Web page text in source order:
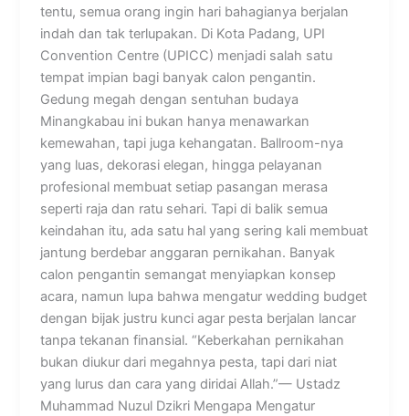
tentu, semua orang ingin hari bahagianya berjalan
indah dan tak terlupakan. Di Kota Padang, UPI
Convention Centre (UPICC) menjadi salah satu
tempat impian bagi banyak calon pengantin.
Gedung megah dengan sentuhan budaya
Minangkabau ini bukan hanya menawarkan
kemewahan, tapi juga kehangatan. Ballroom-nya
yang luas, dekorasi elegan, hingga pelayanan
profesional membuat setiap pasangan merasa
seperti raja dan ratu sehari. Tapi di balik semua
keindahan itu, ada satu hal yang sering kali membuat
jantung berdebar anggaran pernikahan. Banyak
calon pengantin semangat menyiapkan konsep
acara, namun lupa bahwa mengatur wedding budget
dengan bijak justru kunci agar pesta berjalan lancar
tanpa tekanan finansial. “Keberkahan pernikahan
bukan diukur dari megahnya pesta, tapi dari niat
yang lurus dan cara yang diridai Allah.”— Ustadz
Muhammad Nuzul Dzikri Mengapa Mengatur